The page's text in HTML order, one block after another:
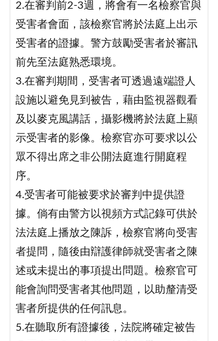
2.在審判前2-3週，將會有一名檢察官與
受害者會面，該檢察官將於法庭上出示
受害者的證據。警方鼓勵受害者於審訊
前先至法庭熟悉環境。
3.在審判期間，受害者可透過遠端證人
設施以避免見到被告，藉由監視器觀看
及以麥克風講話，攝影機將於法庭上顯
示受害者的影像。檢察官亦可要求以公
眾不得出席之非公開法庭進行開庭程
序。
4.受害者可能被要求於審判中提供證
據。倘有由警方以視頻方式記錄可供於
法法庭上播放之陳訴，檢察官將向受害
者提問，隨後由辯護律師就受害者之陳
述或未提出的事項提出問題。檢察官可
能會詢問受害者其他問題，以助釐清受
害者所提供的任何訊息。
5.在聽取所有證據後，法院將確定被告